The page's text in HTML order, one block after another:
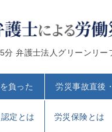
分 弁護士法人グリーンリー
負った 労災事故直後
定とは 労災保険とは